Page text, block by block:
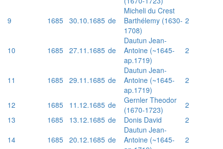
9 1685 30.10.1685 de
Micheli du Crest
Barthélemy (1630-
1708)
2
10 1685 27.11.1685 de
Dautun Jean-
Antoine (~1645-
ap.1719)
2
11 1685 29.11.1685 de
Dautun Jean-
Antoine (~1645-
ap.1719)
2
12 1685 11.12.1685 de
Gernler Theodor
(1670-1723)
2
13
1685 13.12.1685 de Donis David
2
14
1685 20.12.1685 de
Dautun Jean-
Antoine (~1645-
2